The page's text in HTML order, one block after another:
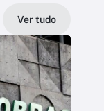
Ver tudo